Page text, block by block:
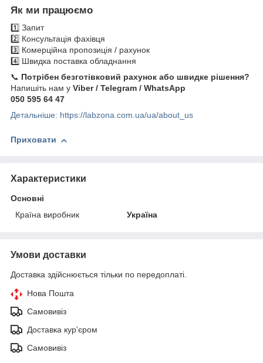
Як ми працюємо
1️⃣ Запит
2️⃣ Консультація фахівця
3️⃣ Комерційна пропозиція / рахунок
4️⃣ Швидка поставка обладнання
📞 Потрібен безготівковий рахунок або швидке рішення?
Напишіть нам у Viber / Telegram / WhatsApp
050 595 64 47
Детальніше: https://labzona.com.ua/ua/about_us
Приховати
Характеристики
Основні
Країна виробник
Україна
Умови доставки
Доставка здійснюється тільки по передоплаті.
Нова Пошта
Самовивіз
Доставка кур'єром
Самовивіз